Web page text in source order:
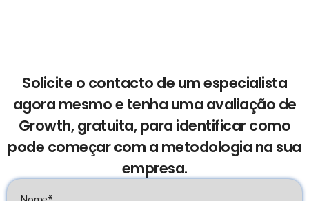
Solicite o contacto de um especialista
agora mesmo e tenha uma avaliação de
Growth, gratuita, para identificar como
pode começar com a metodologia na sua
empresa.